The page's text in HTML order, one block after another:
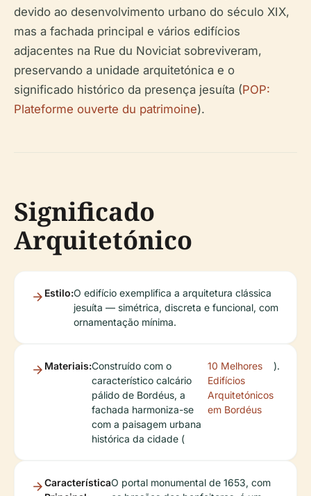
devido ao desenvolvimento urbano do século XIX,
mas a fachada principal e vários edifícios
adjacentes na Rue du Noviciat sobreviveram,
preservando a unidade arquitetónica e o
significado histórico da presença jesuíta (POP:
Plateforme ouverte du patrimoine).
Significado
Arquitetónico
Estilo:O edifício exemplifica a arquitetura clássica
jesuíta — simétrica, discreta e funcional, com
ornamentação mínima.
Materiais:Construído com o
característico calcário
pálido de Bordéus, a
fachada harmoniza-se
com a paisagem urbana
histórica da cidade (
10 Melhores
Edifícios
Arquitetónicos
em Bordéus
).
CaracterísticaO portal monumental de 1653, com